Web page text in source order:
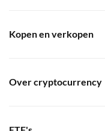
Kopen en verkopen
Over cryptocurrency